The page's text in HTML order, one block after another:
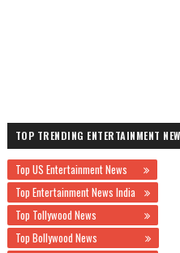
TOP TRENDING ENTERTAINMENT
Top US Entertainment News
Top Entertainment News India
Top Tollywood News
Top Bollywood News